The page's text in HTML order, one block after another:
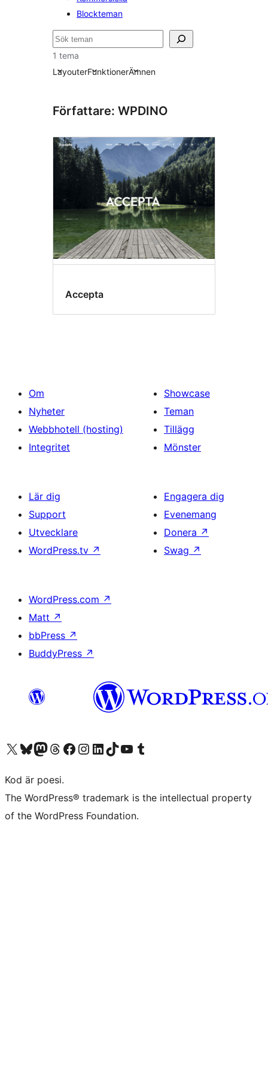
Blockteman
Sök
1 tema
LayouterFunktionerÄmnen
Författare: WPDINO
Accepta
Om
Nyheter
Webbhotell (hosting)
Integritet
Showcase
Teman
Tillägg
Mönster
Lär dig
Support
Utvecklare
WordPress.tv ↗
Engagera dig
Evenemang
Donera ↗
Swag ↗
WordPress.com ↗
Matt ↗
bbPress ↗
BuddyPress ↗
Besök vår X-konto (f.d. Twitter)
Besök vårt Bluesky-konto
Besök vårt Mastodon-konto
Besök vårt Thread-konto
Besök vår Facebook-sidaBesök vårt Instagram-konto
Besök vårt LinkedIn-konto
Besök vårt TikTok-konto
Besök vår YouTube-kanalBesök vårt Tumblr-konto
Kod är poesi.
The WordPress® trademark is the intellectual property
of the WordPress Foundation.